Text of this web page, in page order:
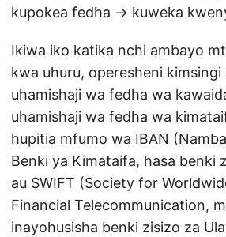
kupokea fedha → kuweka
Ikiwa iko katika nchi ambayo
kwa uhuru, operesheni kimsingi
uhamishaji wa fedha wa
uhamishaji wa fedha wa
hupitia mfumo wa IBAN
Benki ya Kimataifa, hasa benki
au SWIFT (Society for
Financial Telecommunication,
inayohusisha benki zisizo za